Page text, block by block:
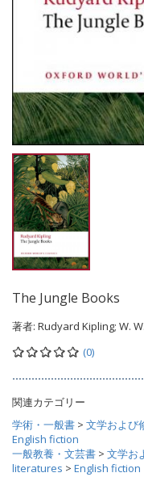
The Jungle Books
著者: Rudyard Kipling; W.
(0)
関連カテゴリー
学術・一般書 > 文学および
English fiction
一般教養・文芸書 > 文学お
literatures > English fiction